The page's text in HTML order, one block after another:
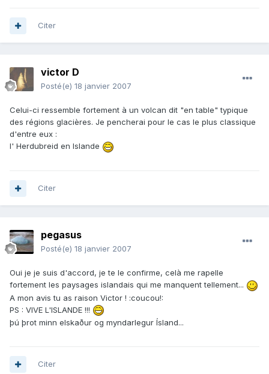
Citer
victor D
Posté(e) 18 janvier 2007
Celui-ci ressemble fortement à un volcan dit "en table" typique
des régions glacières. Je pencherai pour le cas le plus classique
d'entre eux :
l' Herdubreid en Islande
Citer
pegasus
Posté(e) 18 janvier 2007
Oui je je suis d'accord, je te le confirme, celà me rapelle
fortement les paysages islandais qui me manquent tellement...
A mon avis tu as raison Victor ! :coucou!:
PS : VIVE L'ISLANDE !!!
þú þrot minn elskaður og myndarlegur Ísland...
Citer